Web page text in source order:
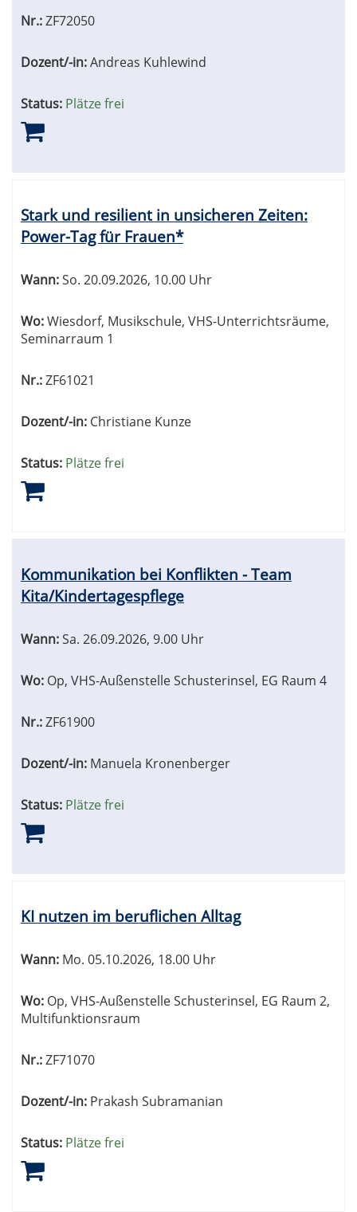
Nr.:ZF72050
Dozent/-in:Andreas Kuhlewind
Status: Plätze frei
Stark und resilient in unsicheren Zeiten:
Power-Tag für Frauen*
Wann:So. 20.09.2026, 10.00 Uhr
Wo:Wiesdorf, Musikschule, VHS-Unterrichtsräume,
Seminarraum 1
Nr.:ZF61021
Dozent/-in: Christiane Kunze
Status: Plätze frei
Kommunikation bei Konflikten - Team
Kita/Kindertagespflege
Wann:Sa. 26.09.2026, 9.00 Uhr
Wo: Op, VHS-Außenstelle Schusterinsel, EG Raum 4
Nr.:ZF61900
Dozent/-in: Manuela Kronenberger
Status: Plätze frei
KI nutzen im beruflichen Alltag
Wann: Mo. 05.10.2026, 18.00 Uhr
Wo: Op, VHS-Außenstelle Schusterinsel, EG Raum 2,
Multifunktionsraum
Nr.:ZF71070
Dozent/-in: Prakash Subramanian
Status: Plätze frei